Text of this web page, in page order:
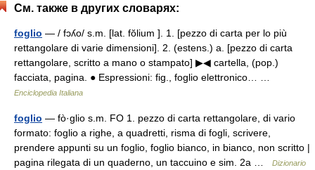
См. также в других словарях:
foglio — / fɔʎo/ s.m. [lat. fŏlium ]. 1. [pezzo di carta per lo più
rettangolare di varie dimensioni]. 2. (estens.) a. [pezzo di carta
rettangolare, scritto a mano o stampato] ▶◀ cartella, (pop.)
facciata, pagina. ● Espressioni: fig., foglio elettronico… …
Enciclopedia Italiana
foglio — fò·glio s.m. FO 1. pezzo di carta rettangolare, di vario
formato: foglio a righe, a quadretti, risma di fogli, scrivere,
prendere appunti su un foglio, foglio bianco, in bianco, non scritto |
pagina rilegata di un quaderno, un taccuino e sim. 2a …
Dizionario